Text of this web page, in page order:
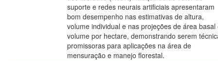
suporte e redes neurais artificiais apresentaram
bom desempenho nas estimativas de altura,
volume individual e nas projeções de área basal
volume por hectare, demonstrando serem
promissoras para aplicações na área de
mensuração e manejo florestal.